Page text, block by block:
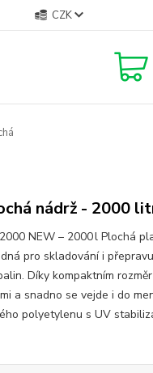
CZK
nádrž - 2000
NEW – 2000 l Plochá
pro skladování i
Díky kompaktním
a snadno se vejde i do
polyetylenu s UV